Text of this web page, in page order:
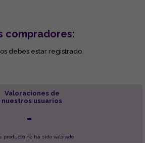
compradores:
debes estar registrado.
Valoraciones de
nuestros usuarios
-
producto no ha sido valorado